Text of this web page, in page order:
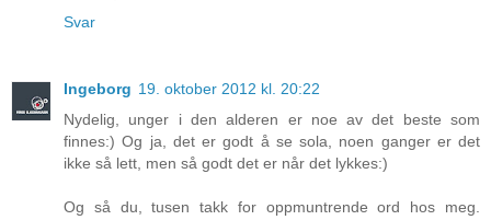
Svar
Ingeborg 19. oktober 2012 kl. 20:22
Nydelig, unger i den alderen er noe av det beste som
finnes:) Og ja, det er godt å se sola, noen ganger er det
ikke så lett, men så godt det er når det lykkes:)
Og så du, tusen takk for oppmuntrende ord hos meg.